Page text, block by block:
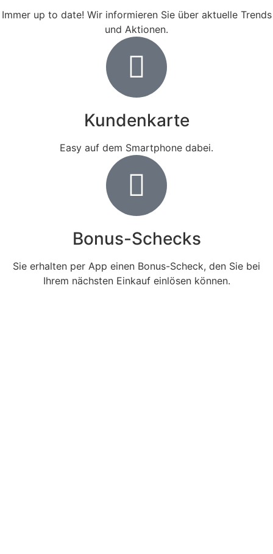
Immer up to date! Wir informieren Sie über aktuelle Trends
und Aktionen.
Kundenkarte
Easy auf dem Smartphone dabei.
Bonus-Schecks
Sie erhalten per App einen Bonus-Scheck, den Sie bei
Ihrem nächsten Einkauf einlösen können.